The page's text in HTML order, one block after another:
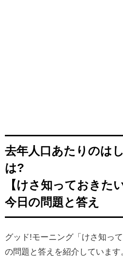
去年人口あたりのは
は?
【けさ知っておきた
今日の問題と答え
グッド!モーニング「けさ知っ
の問題と答えを紹介しています